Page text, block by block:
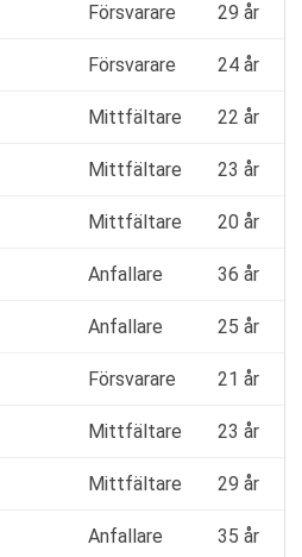
Försvarare 29 år
Försvarare 24 år
Mittfältare 22 år
Mittfältare 23 år
Mittfältare 20 år
Anfallare 36 år
Anfallare 25 år
Försvarare 21 år
Mittfältare 23 år
Mittfältare 29 år
Anfallare 35 år